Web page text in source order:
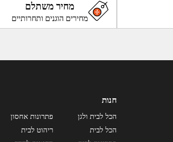
מחיר משתלם
מחירים הוגנים ותחרותיים
חנות
הכל לבית ולגן
הכל לבית
פתרונות אחסון
ריהוט לבית